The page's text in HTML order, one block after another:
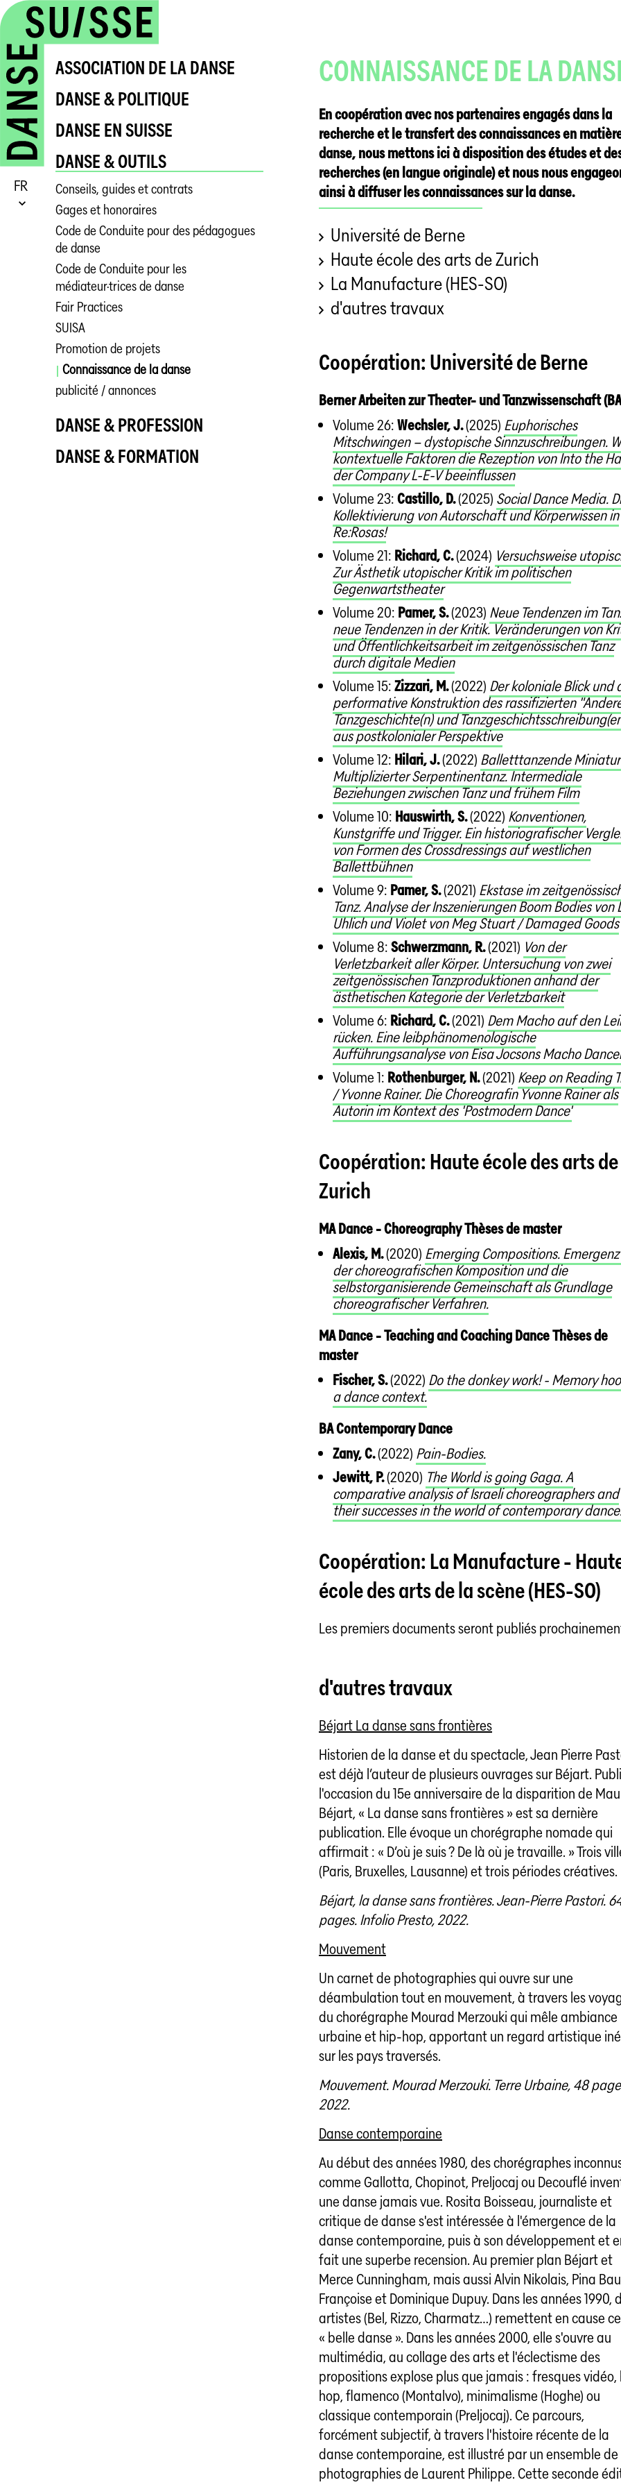
FR
ASSOCIATION DE LA DANSE
DANSE & POLITIQUE
DANSE EN SUISSE
DANSE & OUTILS
Conseils, guides et contrats
Gages et honoraires
Code de Conduite pour des pédagogues
de danse
Code de Conduite pour les
médiateur·trices de danse
Fair Practices
SUISA
Promotion de projets
Connaissance de la danse
publicité / annonces
DANSE & PROFESSION
DANSE & FORMATION
CONNAISSANCE DE LA
En coopération avec nos partenaires engagés dans la
recherche et le transfert des connaissances en
danse, nous mettons ici à disposition des études et
recherches (en langue originale) et nous nous
ainsi à diffuser les connaissances sur la danse.
Université de Berne
Haute école des arts de Zurich
La Manufacture (HES-SO)
d'autres travaux
Coopération: Université de Berne
Berner Arbeiten zur Theater- und Tanzwissenschaft
Volume 26:Wechsler, J.(2025) Euphorisches
Mitschwingen – dystopische Sinnzuschreibungen.
kontextuelle Faktoren die Rezeption von Into the
der Company L-E-V beeinflussen
Volume 23:Castillo, D.(2025) Social Dance Media.
Kollektivierung von Autorschaft und Körperwissen in
Re:Rosas!
Volume 21: Richard, C.(2024) Versuchsweise
Zur Ästhetik utopischer Kritik im politischen
Gegenwartstheater
Volume 20: Pamer, S.(2023) Neue Tendenzen im
neue Tendenzen in der Kritik. Veränderungen von
und Öffentlichkeitsarbeit im zeitgenössischen Tanz
durch digitale Medien
Volume 15:Zizzari, M.(2022) Der koloniale Blick und
performative Konstruktion des rassifizierten
Tanzgeschichte(n) und
aus postkolonialer Perspektive
Volume 12: Hilari, J.(2022) Balletttanzende
Multiplizierter Serpentinentanz. Intermediale
Beziehungen zwischen Tanz und frühem Film
Volume 10: Hauswirth, S.(2022) Konventionen,
Kunstgriffe und Trigger. Ein historiografischer
von Formen des Crossdressings auf westlichen
Ballettbühnen
Volume 9: Pamer, S.(2021) Ekstase im
Tanz. Analyse der Inszenierungen Boom Bodies von
Uhlich und Violet von Meg Stuart / Damaged Goods
Volume 8:Schwerzmann, R.(2021) Von der
Verletzbarkeit aller Körper. Untersuchung von zwei
zeitgenössischen Tanzproduktionen anhand der
ästhetischen Kategorie der Verletzbarkeit
Volume 6: Richard, C.(2021) Dem Macho auf den
rücken. Eine leibphänomenologische
Aufführungsanalyse von Eisa Jocsons Macho
Volume 1: Rothenburger, N.(2021) Keep on Reading
/ Yvonne Rainer. Die Choreografin Yvonne Rainer als
Autorin im Kontext des 'Postmodern Dance'
Coopération: Haute école des arts de
Zurich
MA Dance - Choreography Thèses de master
Alexis, M.(2020) Emerging Compositions.
der choreografischen Komposition und die
selbstorganisierende Gemeinschaft als Grundlage
choreografischer Verfahren.
MA Dance - Teaching and Coaching Dance Thèses de
master
Fischer, S.(2022) Do the donkey work! - Memory
a dance context.
BA Contemporary Dance
Zany, C.(2022) Pain-Bodies.
Jewitt, P.(2020) The World is going Gaga. A
comparative analysis of Israeli choreographers and
their successes in the world of contemporary
Coopération: La Manufacture -
école des arts de la scène (HES-SO)
Les premiers documents seront publiés
d'autres travaux
Béjart La danse sans frontières
Historien de la danse et du spectacle, Jean Pierre
est déjà l’auteur de plusieurs ouvrages sur Béjart.
l'occasion du 15e anniversaire de la disparition de
Béjart, « La danse sans frontières » est sa dernière
publication. Elle évoque un chorégraphe nomade qui
affirmait : « D’où je suis ? De là où je travaille. » Trois
(Paris, Bruxelles, Lausanne) et trois périodes créatives.
Béjart, la danse sans frontières. Jean-Pierre Pastori.
pages. Infolio Presto, 2022.
Mouvement
Un carnet de photographies qui ouvre sur une
déambulation tout en mouvement, à travers les
du chorégraphe Mourad Merzouki qui mêle ambiance
urbaine et hip-hop, apportant un regard artistique
sur les pays traversés.
Mouvement. Mourad Merzouki. Terre Urbaine, 48
2022.
Danse contemporaine
Au début des années 1980, des chorégraphes
comme Gallotta, Chopinot, Preljocaj ou Decouflé
une danse jamais vue. Rosita Boisseau, journaliste et
critique de danse s'est intéressée à l'émergence de la
danse contemporaine, puis à son développement et
fait une superbe recension. Au premier plan Béjart et
Merce Cunningham, mais aussi Alvin Nikolais, Pina
Françoise et Dominique Dupuy. Dans les années 1990,
artistes (Bel, Rizzo, Charmatz…) remettent en cause
« belle danse ». Dans les années 2000, elle s'ouvre au
multimédia, au collage des arts et l'éclectisme des
propositions explose plus que jamais : fresques vidéo,
hop, flamenco (Montalvo), minimalisme (Hoghe) ou
classique contemporain (Preljocaj). Ce parcours,
forcément subjectif, à travers l'histoire récente de la
danse contemporaine, est illustré par un ensemble de
photographies de Laurent Philippe. Cette seconde